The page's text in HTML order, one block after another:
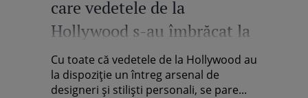
care vedetele de la
Hollywood s-au îmbrăcat la
fel pe covorul roşu. Jennifer
Lopez se numără printre ele
Cu toate că vedetele de la Hollywood au
la dispoziție un întreg arsenal de
designeri și stiliști personali, se pare...